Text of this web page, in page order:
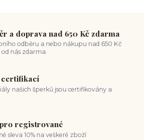
a doprava nad 650 Kč zdarma
odběru a nebo nákupu nad 650 Kč
nás zdarma
našich šperků jsou certifikovány a
pro registrované
sleva 10% na veškeré zboží